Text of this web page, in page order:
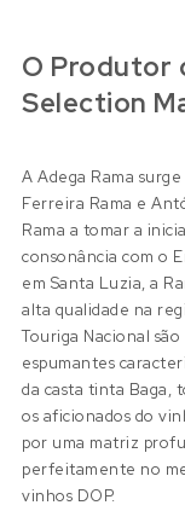
O Produtor
Selection
A Adega Rama
Ferreira Rama e
Rama a tomar a
consonância com o
em Santa Luzia, a
alta qualidade na
Touriga Nacional
espumantes
da casta tinta Baga,
os aficionados do
por uma matriz
perfeitamente no
vinhos DOP.